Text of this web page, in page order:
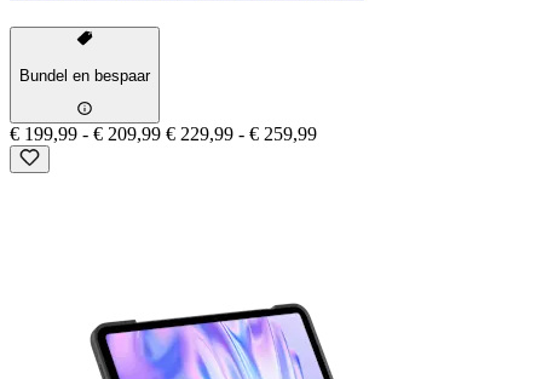
Bundel en bespaar
€ 199,99 - € 209,99 € 229,99 - € 259,99